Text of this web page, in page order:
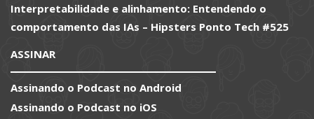
Interpretabilidade e alinhamento: Entendendo o
comportamento das IAs – Hipsters Ponto Tech #525
ASSINAR
Assinando o Podcast no Android
Assinando o Podcast no iOS